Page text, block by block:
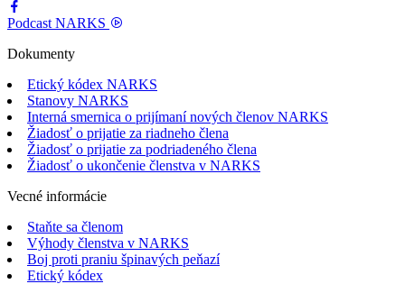
Podcast NARKS
Dokumenty
Etický kódex NARKS
Stanovy NARKS
Interná smernica o prijímaní nových členov NARKS
Žiadosť o prijatie za riadneho člena
Žiadosť o prijatie za podriadeného člena
Žiadosť o ukončenie členstva v NARKS
Vecné informácie
Staňte sa členom
Výhody členstva v NARKS
Boj proti praniu špinavých peňazí
Etický kódex